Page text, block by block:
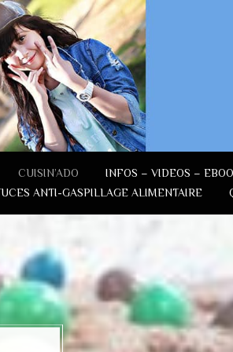
CUISIN’ADO
INFOS – VIDEOS –
ANTI-GASPILLAGE ALIMENTAIRE